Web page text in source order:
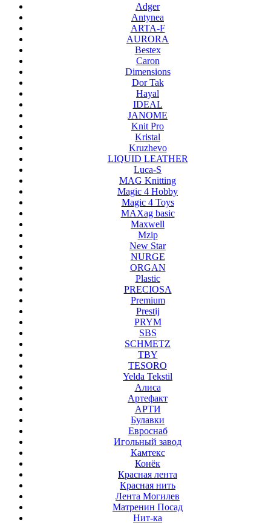
Adger
Antynea
ARTA-F
AURORA
Bestex
Caron
Dimensions
Dor Tak
Hayal
IDEAL
JANOME
Knit Pro
Kristal
Kruzhevo
LIQUID LEATHER
Luca-S
MAG Knitting
Magic 4 Hobby
Magic 4 Toys
MAXag basic
Maxwell
Mzip
New Star
NURGE
ORGAN
Plastic
PRECIOSA
Premium
Prestij
PRYM
SBS
SCHMETZ
TBY
TESORO
Yelda Tekstil
Алиса
Артефакт
АРТИ
Булавки
Евроснаб
Игольный завод
Камтекс
Конёк
Красная лента
Красная нить
Лента Могилев
Матренин Посад
Нит-ка